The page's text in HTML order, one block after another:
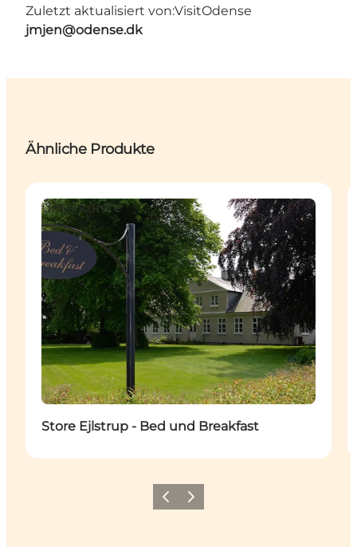
Zuletzt aktualisiert von:VisitOdense
jmjen@odense.dk
Ähnliche Produkte
Unterkünfte
Store Ejlstrup - Bed und Breakfast
ZurückWeiter